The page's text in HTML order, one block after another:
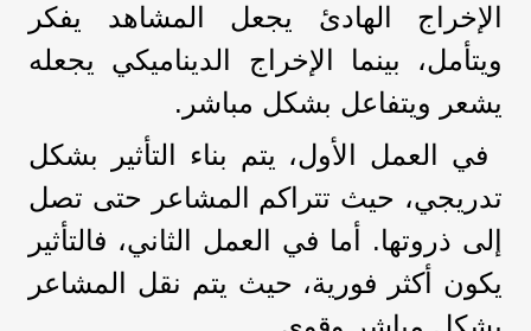
الإخراج الهادئ يجعل المشاهد يفكر
ويتأمل، بينما الإخراج الديناميكي يجعله
يشعر ويتفاعل بشكل مباشر.
في العمل الأول، يتم بناء التأثير بشكل
تدريجي، حيث تتراكم المشاعر حتى تصل
إلى ذروتها. أما في العمل الثاني، فالتأثير
يكون أكثر فورية، حيث يتم نقل المشاعر